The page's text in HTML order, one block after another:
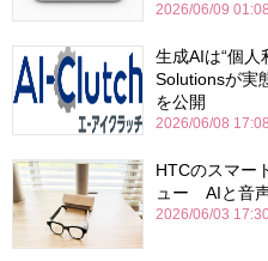
2026/06/09 01:08
生成AIは“個
Solutionsが実
を公開
2026/06/08 17:08
HTCのスマー
ュー AIと音声
2026/06/03